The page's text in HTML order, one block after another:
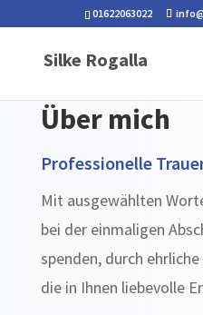
01622063022
Silke Rogalla
Über mich
Professionelle
Mit ausgewählten
bei der einmaligen
spenden, durch
die in Ihnen liebevolle